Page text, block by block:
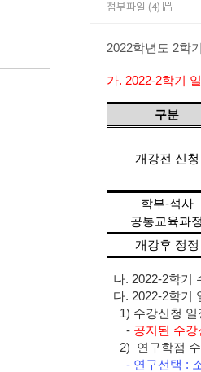
첨부파일 (4)
2022학년도 2학
가. 2022-2학기
구분
개강전 신청
학부-석사
공통교육과정
개강후 정정
나. 2022-2학기
다. 2022-2학기
1) 수강신청
- 공지된 수
2)
연구학점
- 연구선택 :